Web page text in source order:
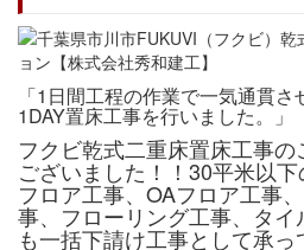
「1日間工程の作業で一気通貫
1DAY置床工事を行いました。」
フクビ乾式二重床置床工事
ございました！！30平米以
フロア工事、OAフロア工事
事、フローリング工事、タ
も一括下請け工事として承